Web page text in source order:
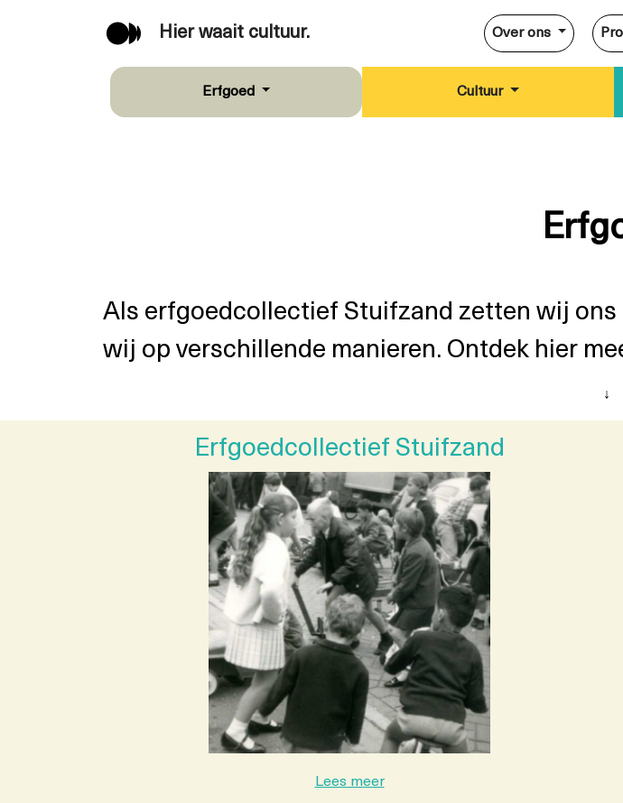
Hier waait cultuur. Over ons
Erfgoed Cultuur
Als erfgoedcollectief Stuifzand zetten wij
wij op verschillende manieren. Ontdek hier
↓
Erfgoedcollectief Stuifzand
Lees meer